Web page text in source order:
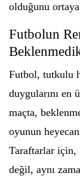
olduğunu
Futbolun
Futbol, tutkulu
duygularını en
maçta,
oyunun
Taraftarlar için,
değil, aynı